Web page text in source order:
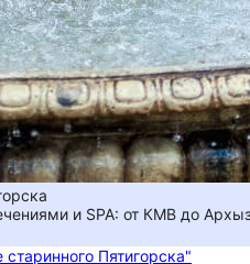
и SPA: от КМВ до